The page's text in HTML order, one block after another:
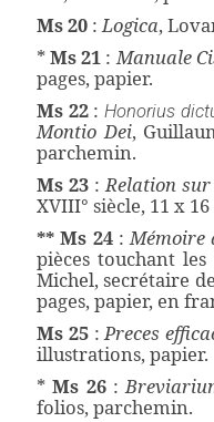
Ms 20 :Logica,
*Ms 21 :Manuale
pages, papier.
Ms 22 : Honorius
Montio Dei,
parchemin.
Ms 23 :Relation
XVIII° siècle, 11 x
** Ms 24 :Mémoire
pièces touchant
Michel, secrétaire
pages, papier, en
Ms 25:Preces
illustrations, papier.
*Ms 26:
folios, parchemin.